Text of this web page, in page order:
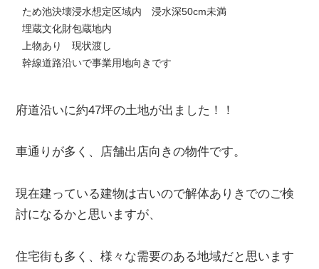
ため池決壊浸水想定区域内 浸水深50cm未満
埋蔵文化財包蔵地内
上物あり 現状渡し
幹線道路沿いで事業用地向きです
府道沿いに約47坪の土地が出ました！！
車通りが多く、店舗出店向きの物件です。
現在建っている建物は古いので解体ありきでのご検
討になるかと思いますが、
住宅街も多く、様々な需要のある地域だと思います